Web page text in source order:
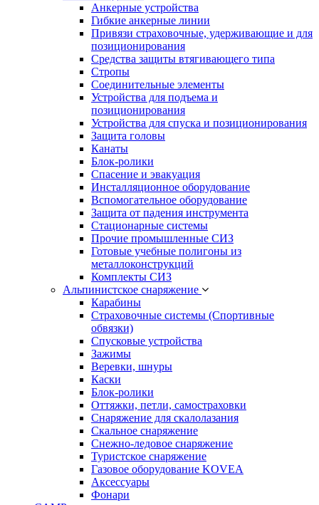
Анкерные устройства
Гибкие анкерные линии
Привязи страховочные, удерживающие и для
позиционирования
Средства защиты втягивающего типа
Стропы
Соединительные элементы
Устройства для подъема и
позиционирования
Устройства для спуска и позиционирования
Защита головы
Канаты
Блок-ролики
Спасение и эвакуация
Инсталляционное оборудование
Вспомогательное оборудование
Защита от падения инструмента
Стационарные системы
Прочие промышленные СИЗ
Готовые учебные полигоны из
металлоконструкций
Комплекты СИЗ
Альпинистское снаряжение
Карабины
Страховочные системы (Спортивные
обвязки)
Спусковые устройства
Зажимы
Веревки, шнуры
Каски
Блок-ролики
Оттяжки, петли, самостраховки
Снаряжение для скалолазания
Скальное снаряжение
Снежно-ледовое снаряжение
Туристское снаряжение
Газовое оборудование KOVEA
Аксессуары
Фонари